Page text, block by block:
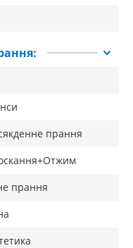
прання
прання